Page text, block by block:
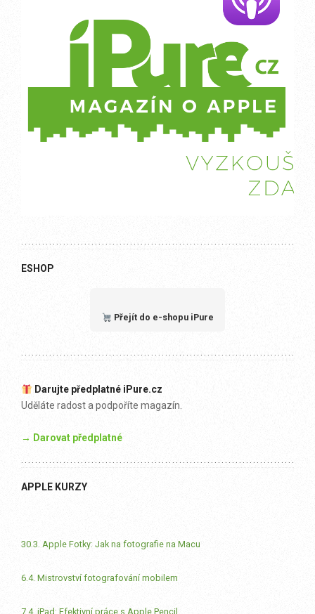
ESHOP
Přejít do e-shopu iPure
Darujte předplatné iPure.cz
Uděláte radost a podpoříte magazín.
→ Darovat předplatné
APPLE KURZY
30.3. Apple Fotky: Jak na fotografie na Macu
6.4. Mistrovství fotografování mobilem
7.4. iPad: Efektivní práce s Apple Pencil